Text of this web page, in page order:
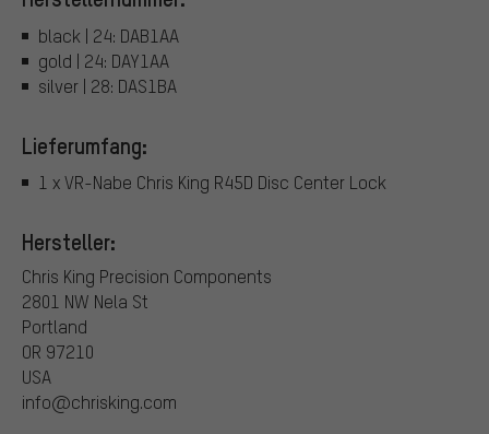
black | 24: DAB1AA
gold | 24: DAY1AA
silver | 28: DAS1BA
Lieferumfang:
1 x VR-Nabe Chris King R45D Disc Center Lock
Hersteller:
Chris King Precision Components
2801 NW Nela St
Portland
OR 97210
USA
info@chrisking.com